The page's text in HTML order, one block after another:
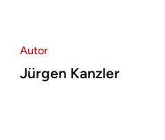
Autor
Jürgen Kanzler